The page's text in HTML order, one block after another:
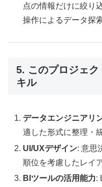
点の情報だけに絞り
操作によるデータ探
5. このプロジェ
キル
データエンジニアリ
適した形式に整理・
UI/UXデザイン: 意思
順位を考慮したレイ
BIツールの活用能力: